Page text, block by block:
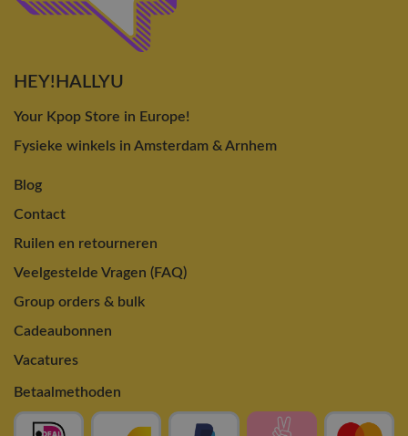
HEY!HALLYU
Your Kpop Store in Europe!
Fysieke winkels in Amsterdam & Arnhem
Blog
Contact
Ruilen en retourneren
Veelgestelde Vragen (FAQ)
Group orders & bulk
Cadeaubonnen
Vacatures
Betaalmethoden